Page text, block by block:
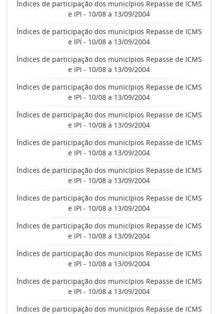
Índices de participação dos municípios Repasse de ICMS
e IPI - 10/08 a 13/09/2004
Índices de participação dos municípios Repasse de ICMS
e IPI - 10/08 a 13/09/2004
Índices de participação dos municípios Repasse de ICMS
e IPI - 10/08 a 13/09/2004
Índices de participação dos municípios Repasse de ICMS
e IPI - 10/08 a 13/09/2004
Índices de participação dos municípios Repasse de ICMS
e IPI - 10/08 a 13/09/2004
Índices de participação dos municípios Repasse de ICMS
e IPI - 10/08 a 13/09/2004
Índices de participação dos municípios Repasse de ICMS
e IPI - 10/08 a 13/09/2004
Índices de participação dos municípios Repasse de ICMS
e IPI - 10/08 a 13/09/2004
Índices de participação dos municípios Repasse de ICMS
e IPI - 10/08 a 13/09/2004
Índices de participação dos municípios Repasse de ICMS
e IPI - 10/08 a 13/09/2004
Índices de participação dos municípios Repasse de ICMS
e IPI - 10/08 a 13/09/2004
Índices de participação dos municípios Repasse de ICMS